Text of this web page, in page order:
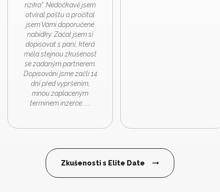
rizika". Nedočkavě jsem
otvíral poštu a pročítal
jsem Vámi doporučené
nabídky. Začal jsem si
dopisovat s paní, která
měla stejnou zkušenost
se zadaným partnerem.
Dopisování jsme začli 14
dní před vypršením,
mnou zaplaceným
termínem inzerce......
Zkušenosti s Elite Date